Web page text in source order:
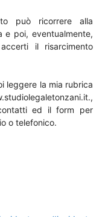
può ricorrere alla
e poi, eventualmente,
il risarcimento
leggere la mia rubrica
ed il form per
o telefonico.